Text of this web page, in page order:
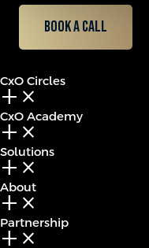
Book a call
CxO Circles
add_2 close
CxO Academy
add_2 close
Solutions
add_2 close
About
add_2 close
Partnership
add_2 close